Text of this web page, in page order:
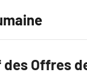
Offres